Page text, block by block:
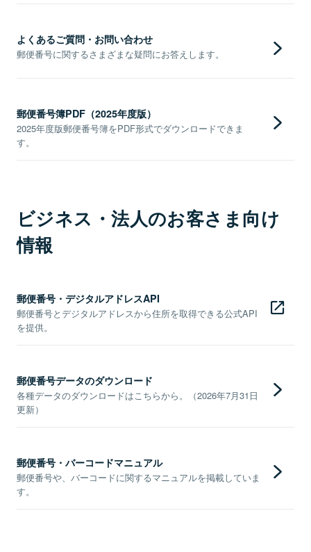
よくあるご質問・お問い合わせ
郵便番号に関するさまざまな疑問にお答えします。
郵便番号簿PDF（2025年度版）
2025年度版郵便番号簿をPDF形式でダウンロードできま
す。
ビジネス・法人のお客さま向け
情報
郵便番号・デジタルアドレスAPI
郵便番号とデジタルアドレスから住所を取得できる公式API
を提供。
郵便番号データのダウンロード
各種データのダウンロードはこちらから。（2026年7月31日
更新）
郵便番号・バーコードマニュアル
郵便番号や、バーコードに関するマニュアルを掲載していま
す。